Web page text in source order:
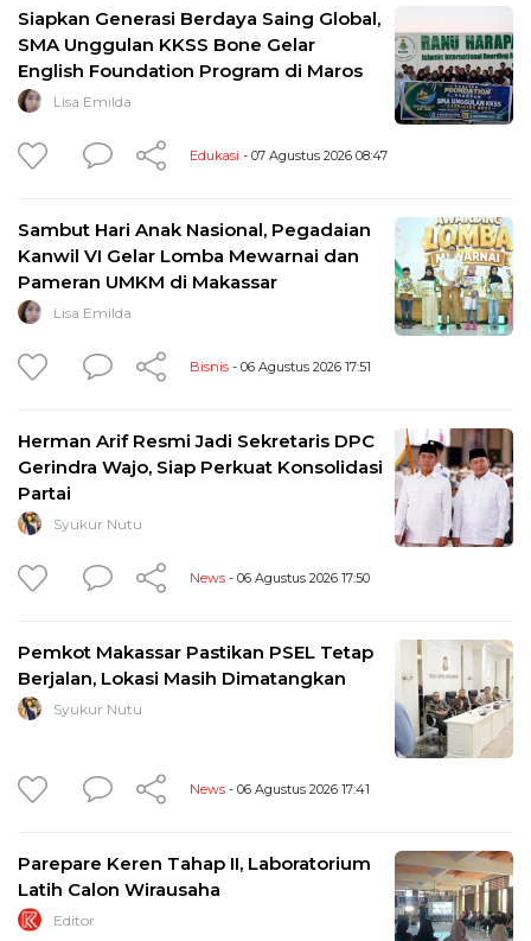
Siapkan Generasi Berdaya Saing Global,
SMA Unggulan KKSS Bone Gelar
English Foundation Program di Maros
Lisa Emilda
Edukasi - 07 Agustus 2026 08:47
Sambut Hari Anak Nasional, Pegadaian
Kanwil VI Gelar Lomba Mewarnai dan
Pameran UMKM di Makassar
Lisa Emilda
Bisnis - 06 Agustus 2026 17:51
Herman Arif Resmi Jadi Sekretaris DPC
Gerindra Wajo, Siap Perkuat Konsolidasi
Partai
Syukur Nutu
News - 06 Agustus 2026 17:50
Pemkot Makassar Pastikan PSEL Tetap
Berjalan, Lokasi Masih Dimatangkan
Syukur Nutu
News - 06 Agustus 2026 17:41
Parepare Keren Tahap II, Laboratorium
Latih Calon Wirausaha
Editor